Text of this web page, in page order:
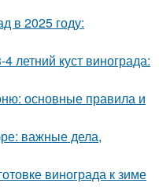
в 2025 году:
летний куст винограда:
основные правила и
важные дела,
винограда к зиме